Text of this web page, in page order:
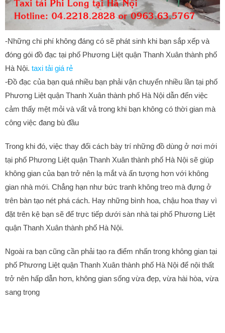
-Những chi phí không đáng có sẽ phát sinh khi bạn sắp xếp và
đóng gói đồ đạc tại phố Phương Liệt quận Thanh Xuân thành phố
Hà Nội. taxi tải giá rẻ
-Đồ đạc của bạn quá nhiều bạn phải vận chuyển nhiều lần tại phố
Phương Liệt quận Thanh Xuân thành phố Hà Nội dẫn đến việc
cảm thấy mệt mỏi và vất vả trong khi bạn không có thời gian mà
công việc đang bù đầu
Trong khi đó, việc thay đổi cách bày trí những đồ dùng ở nơi mới
tại phố Phương Liệt quận Thanh Xuân thành phố Hà Nội sẽ giúp
không gian của bạn trở nên lạ mắt và ấn tượng hơn với không
gian nhà mới. Chẳng hạn như bức tranh không treo mà đựng ở
trên bàn tạo nét phá cách. Hay những bình hoa, chậu hoa thay vì
đặt trên kệ bạn sẽ để trực tiếp dưới sàn nhà tại phố Phương Liệt
quận Thanh Xuân thành phố Hà Nội.
Ngoài ra bạn cũng cần phải tạo ra điểm nhấn trong không gian tại
phố Phương Liệt quận Thanh Xuân thành phố Hà Nội để nội thất
trở nên hấp dẫn hơn, không gian sống vừa đẹp, vừa hài hòa, vừa
sang trọng